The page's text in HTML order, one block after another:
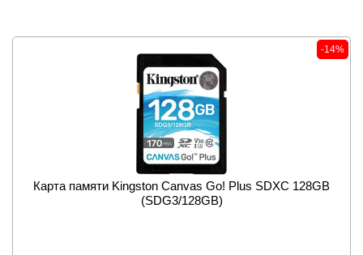
-14%
Карта памяти Kingston Canvas Go! Plus SDXC 128GB
(SDG3/128GB)